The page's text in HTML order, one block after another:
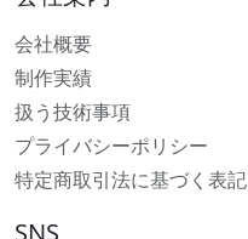
会社概要
制作実績
扱う技術事項
プライバシーポリシー
特定商取引法に基づく表記
SNS